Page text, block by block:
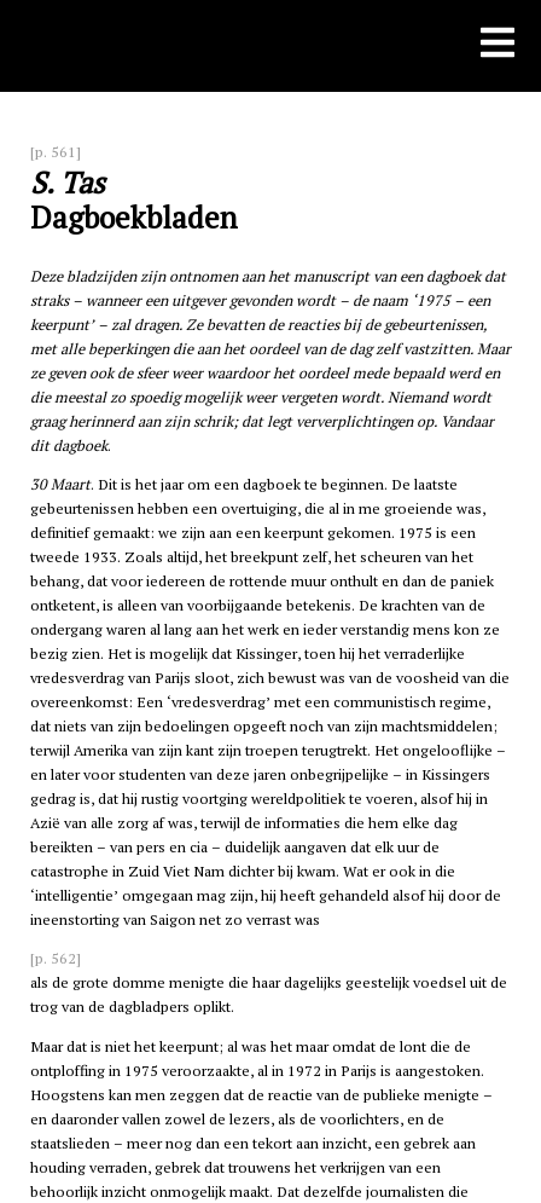
[p. 561]
S. Tas
Dagboekbladen
Deze bladzijden zijn ontnomen aan het manuscript van een dagboek dat
straks – wanneer een uitgever gevonden wordt – de naam ‘1975 – een
keerpunt’ – zal dragen. Ze bevatten de reacties bij de gebeurtenissen,
met alle beperkingen die aan het oordeel van de dag zelf vastzitten. Maar
ze geven ook de sfeer weer waardoor het oordeel mede bepaald werd en
die meestal zo spoedig mogelijk weer vergeten wordt. Niemand wordt
graag herinnerd aan zijn schrik; dat legt ververplichtingen op. Vandaar
dit dagboek.
30 Maart. Dit is het jaar om een dagboek te beginnen. De laatste
gebeurtenissen hebben een overtuiging, die al in me groeiende was,
definitief gemaakt: we zijn aan een keerpunt gekomen. 1975 is een
tweede 1933. Zoals altijd, het breekpunt zelf, het scheuren van het
behang, dat voor iedereen de rottende muur onthult en dan de paniek
ontketent, is alleen van voorbijgaande betekenis. De krachten van de
ondergang waren al lang aan het werk en ieder verstandig mens kon ze
bezig zien. Het is mogelijk dat Kissinger, toen hij het verraderlijke
vredesverdrag van Parijs sloot, zich bewust was van de voosheid van die
overeenkomst: Een ‘vredesverdrag’ met een communistisch regime,
dat niets van zijn bedoelingen opgeeft noch van zijn machtsmiddelen;
terwijl Amerika van zijn kant zijn troepen terugtrekt. Het ongelooflijke –
en later voor studenten van deze jaren onbegrijpelijke – in Kissingers
gedrag is, dat hij rustig voortging wereldpolitiek te voeren, alsof hij in
Azië van alle zorg af was, terwijl de informaties die hem elke dag
bereikten – van pers encia– duidelijk aangaven dat elk uur de
catastrophe in Zuid Viet Nam dichter bij kwam. Wat er ook in die
‘intelligentie’ omgegaan mag zijn, hij heeft gehandeld alsof hij door de
ineenstorting van Saigon net zo verrast was
[p. 562]
als de grote domme menigte die haar dagelijks geestelijk voedsel uit de
trog van de dagbladpers oplikt.
Maar dat is niet het keerpunt; al was het maar omdat de lont die de
ontploffing in 1975 veroorzaakte, al in 1972 in Parijs is aangestoken.
Hoogstens kan men zeggen dat de reactie van de publieke menigte –
en daaronder vallen zowel de lezers, als de voorlichters, en de
staatslieden – meer nog dan een tekort aan inzicht, een gebrek aan
houding verraden, gebrek dat trouwens het verkrijgen van een
behoorlijk inzicht onmogelijk maakt. Dat dezelfde journalisten die